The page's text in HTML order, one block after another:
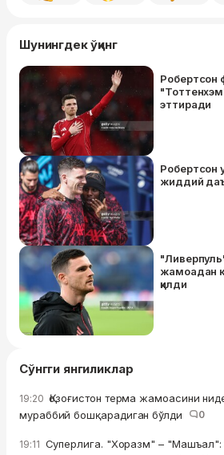
Шунингдек ўқинг
Робертсон
эттиради
Робертсон
жиддий
жамоадан
қилди
Сўнгги янгиликлар
19:20 Қозоғистон терма жамоасини
мураббий бошқарадиган бўлди
0
19:11 Суперлига. "Хоразм" – "Машъал":